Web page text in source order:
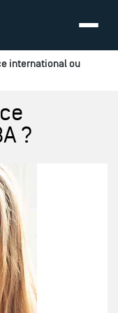
international ou
?